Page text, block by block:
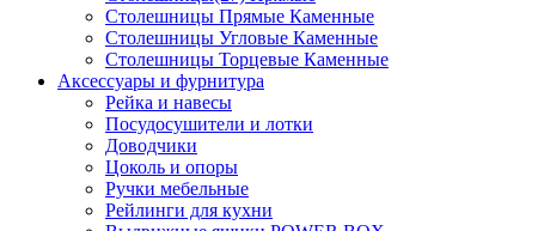
Столешницы Прямые Каменные
Столешницы Угловые Каменные
Столешницы Торцевые Каменные
Аксессуары и фурнитура
Рейка и навесы
Посудосушители и лотки
Доводчики
Цоколь и опоры
Ручки мебельные
Рейлинги для кухни